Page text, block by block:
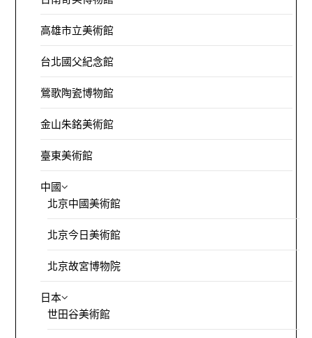
高雄市立美術館
台北國父紀念館
鶯歌陶瓷博物館
金山朱銘美術館
臺東美術館
中國
北京中國美術館
北京今日美術館
北京故宮博物院
日本
世田谷美術館